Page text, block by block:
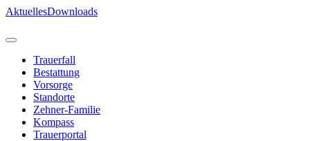
Direkt
Inhalt
AktuellesDownloads
Trauerfall
Bestattung
Vorsorge
Standorte
Zehner-Familie
Kompass
Trauerportal